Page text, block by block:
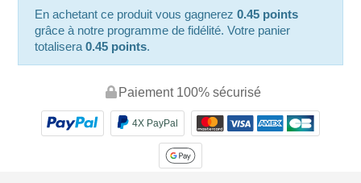
En achetant ce produit vous gagnerez0.45 points
grâce à notre programme de fidélité. Votre panier
totalisera0.45 points.
Paiement 100% sécurisé
4X PayPal